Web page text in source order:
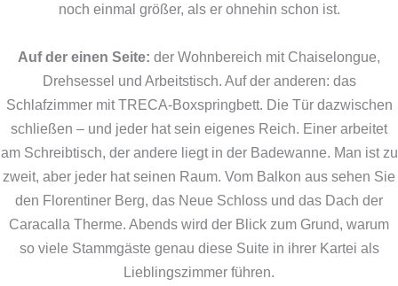
noch einmal größer, als er ohnehin schon ist.
Auf der einen Seite: der Wohnbereich mit Chaiselongue,
Drehsessel und Arbeitstisch. Auf der anderen: das
Schlafzimmer mit TRECA-Boxspringbett. Die Tür dazwischen
schließen – und jeder hat sein eigenes Reich. Einer arbeitet
am Schreibtisch, der andere liegt in der Badewanne. Man ist zu
zweit, aber jeder hat seinen Raum. Vom Balkon aus sehen Sie
den Florentiner Berg, das Neue Schloss und das Dach der
Caracalla Therme. Abends wird der Blick zum Grund, warum
so viele Stammgäste genau diese Suite in ihrer Kartei als
Lieblingszimmer führen.